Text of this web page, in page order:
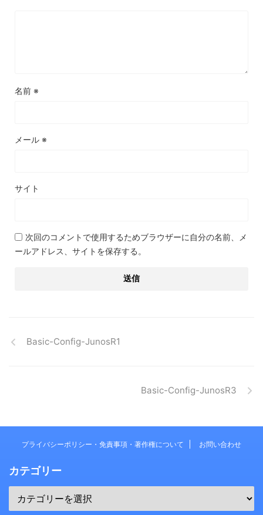
名前 ※
メール ※
サイト
次回のコメントで使用するためブラウザーに自分の名前、メ
ールアドレス、サイトを保存する。
Basic-Config-JunosR1
Basic-Config-JunosR3
プライバシーポリシー・免責事項・著作権について お問い合わせ
カテゴリー